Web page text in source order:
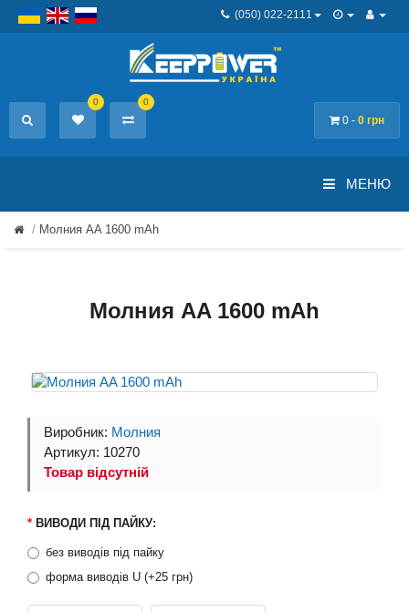
(050) 022-2111
0 - 0 грн
0 0
МЕНЮ
Молния AA 1600 mAh
Молния AA 1600 mAh
Виробник: Молния
Артикул: 10270
Товар відсутній
ВИВОДИ ПІД ПАЙКУ:
без виводів під пайку
форма виводів U (+25 грн)